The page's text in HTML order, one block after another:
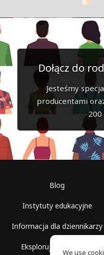
Dołącz do
Jesteśmy
producentami
200
Blog
Instytuty edukacyjne
Informacja dla dziennikarzy
Eksploruj przestrzenie
We use